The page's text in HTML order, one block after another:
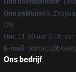
Ons pakhuis69,
CN
Uur: 21.00 uur 5.00 uur
E-mail :
Ons bedrijf